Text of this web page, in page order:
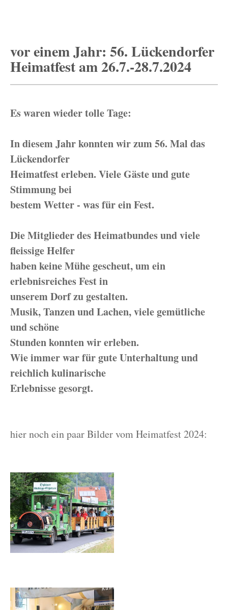
vor einem Jahr: 56. Lückendorfer
Heimatfest am 26.7.-28.7.2024
Es waren wieder tolle Tage:
In diesem Jahr konnten wir zum 56. Mal das
Lückendorfer
Heimatfest erleben. Viele Gäste und gute
Stimmung bei
bestem Wetter - was für ein Fest.
Die Mitglieder des Heimatbundes und viele
fleissige Helfer
haben keine Mühe gescheut, um ein
erlebnisreiches Fest in
unserem Dorf zu gestalten.
Musik, Tanzen und Lachen, viele gemütliche
und schöne
Stunden konnten wir erleben.
Wie immer war für gute Unterhaltung und
reichlich kulinarische
Erlebnisse gesorgt.
hier noch ein paar Bilder vom Heimatfest 2024: